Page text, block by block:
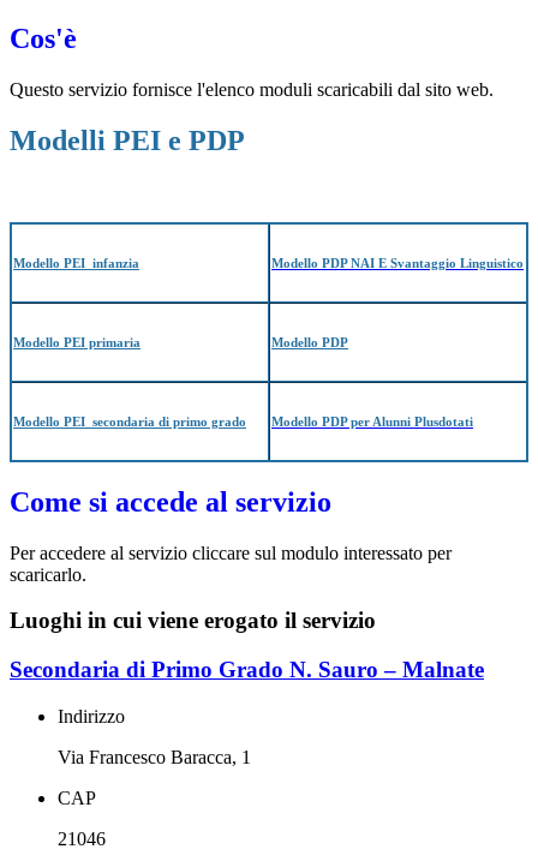
Cos'è
Questo servizio fornisce l'elenco moduli scaricabili dal sito web.
Modelli PEI e PDP
Modello PEI infanzia Modello PDP NAI E Svantaggio Linguistico
Modello PEI primaria Modello PDP
Modello PEI secondaria di primo grado Modello PDP per Alunni Plusdotati
Come si accede al servizio
Per accedere al servizio cliccare sul modulo interessato per
scaricarlo.
Luoghi in cui viene erogato il servizio
Secondaria di Primo Grado N. Sauro – Malnate
Indirizzo
Via Francesco Baracca, 1
CAP
21046